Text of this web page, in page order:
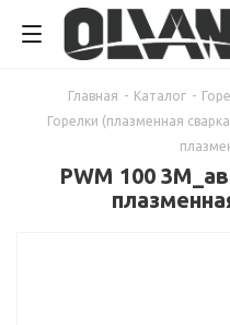
Главная - Каталог -
Горелки (плазменная
PWM 100